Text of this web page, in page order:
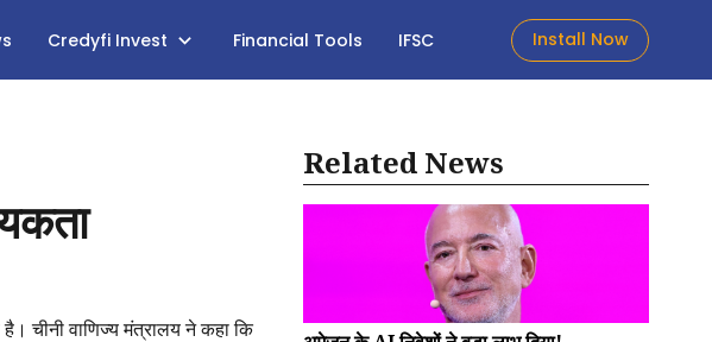
Credyfi Invest Financial Tools IFSC Install Now
चीनी वाणिज्य मंत्रालय ने कहा कि
Related News